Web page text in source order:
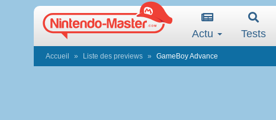
Actu Tests
Accueil Liste des previews GameBoy Advance